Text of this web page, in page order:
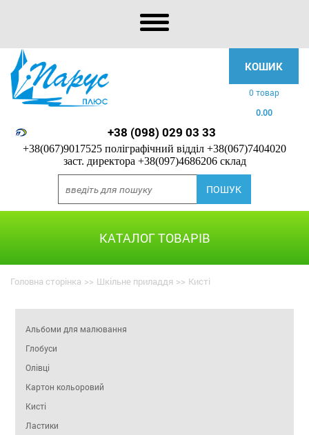
КОШИК
0 товар
0.00
+38 (098) 029 03 33
+38(067)9017525 поліграфічний відділ +38(067)7404020
заст. директора +38(097)4686206 склад
КАТАЛОГ ТОВАРІВ
Головна сторінка >> Шкільне приладдя >> Кисті
Альбоми для малювання
Глобуси
Олівці
Картон кольоровий
Кисті
Ластики